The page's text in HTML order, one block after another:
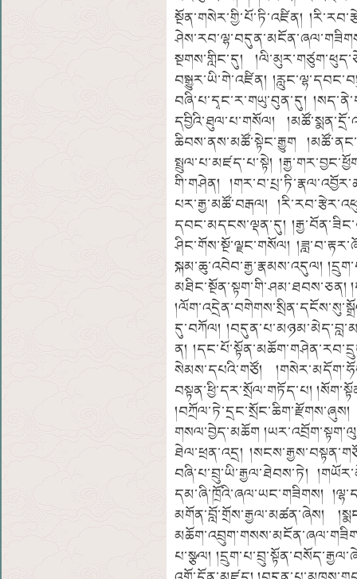
སྔོན་གསེར་གྱི་པོ་ཏི་འཛིན།
སྔགས་གླིང་དུ།
བསྒྱུར་ཡི་གེ་འཛིན།
བཞི་པ་དྭང་ར་གཡུ་བུན་དུ།
དབྱིའི་ཐུལ་པ་གསོལ།
ཆིབས་ནས་མཚོ་སྟེང་རྒྱུག
སྤྲུལ་པ་མཛད་པ་སྟེ།
གི་གཤེན།
པར་རྒྱ་མཚོ་བརྒལ།
དབང་མདངས་ལྡན་དུ།
ཤིང་གོས་སྔོ་ལྗང་གསོལ།
སྐམ་ཆུ་འབེབ་རྒྱ་རྣམས་འདུལ།
མཐིང་སྔོན་སྟག་གི་ཤམ་ཐབས་ཅན།
དུ་བཀོལ།
ན།
སེམས་དཔའི་གཙོ།
བསྟན་ཕྱི་དར་སྲོལ་གཏོད་པ།
གསལ་བྱེད་མཆོག
ཐེལ་ཕྲན་འདྲ།
བཞི་པ་བྲུ་ཡི་རྒྱལ་ཐེབས་ཏེ།
དམ་ཞི་ཁྲོའི་ཞལ་ཡང་གཟིགས།
མགོན་བློ་གྲོས་རྒྱལ་མཚན་ཞེས།
པ་སྩལ།